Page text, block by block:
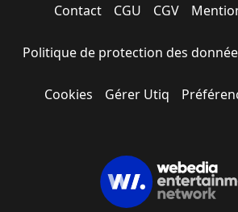
Contact CGU CGV
Politique de protection des
Cookies Gérer Utiq